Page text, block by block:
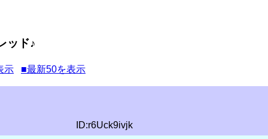
ッド♪
示 ■最新50を表示
ID:r6Uck9ivjk